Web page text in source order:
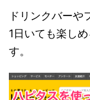
ドリンクバーや
1日いても楽し
す。